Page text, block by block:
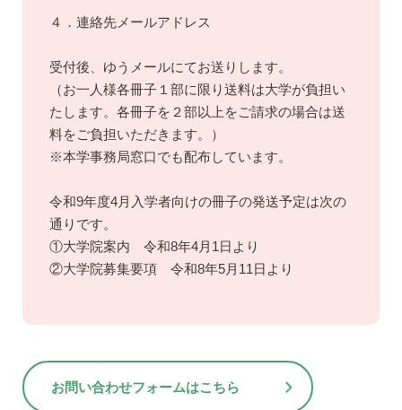
４．連絡先メールアドレス
受付後、ゆうメールにてお送りします。
（お一人様各冊子１部に限り送料は大学が負担い
たします。各冊子を２部以上をご請求の場合は送
料をご負担いただきます。）
※本学事務局窓口でも配布しています。
令和9年度4月入学者向けの冊子の発送予定は次の
通りです。
①大学院案内 令和8年4月1日より
②大学院募集要項 令和8年5月11日より
お問い合わせフォームはこちら